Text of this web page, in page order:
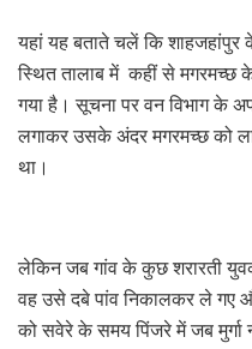
यहां यह बताते चलें कि शाहजहांपुर
स्थित तालाब में कहीं से मगरमच्छ
गया है। सूचना पर वन विभाग के
लगाकर उसके अंदर मगरमच्छ को
था।
लेकिन जब गांव के कुछ शरारती
वह उसे दबे पांव निकालकर ले गए
को सवेरे के समय पिंजरे में जब मुर्गा